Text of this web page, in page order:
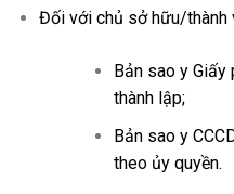
Đối với chủ sở hữu/
Bản sao y
thành lập;
Bản sao y
theo ủy quyền.